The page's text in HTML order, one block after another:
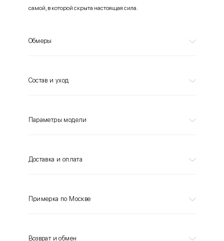
самой, в которой скрыта настоящая сила.
Обмеры
Состав и уход
Параметры модели
Доставка и оплата
Примерка по Москве
Возврат и обмен